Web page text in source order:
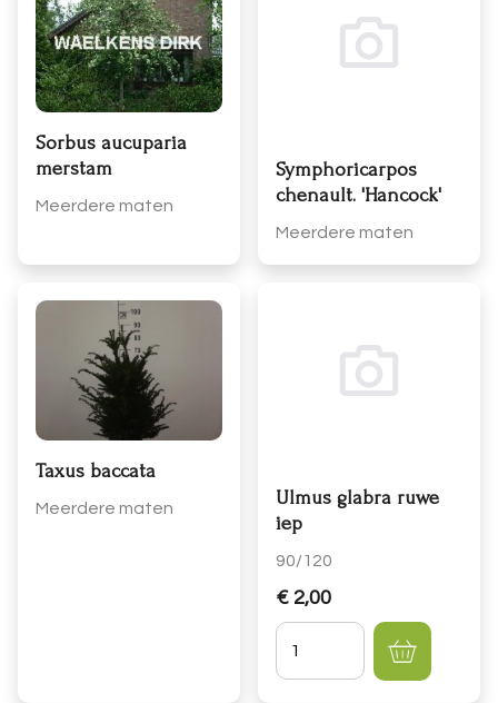
Sorbus aucuparia
merstam
Meerdere maten
Symphoricarpos
chenault. 'Hancock'
Meerdere maten
Taxus baccata
Meerdere maten
Ulmus glabra ruwe
iep
90/120
€ 2,00
Hoeveelheid